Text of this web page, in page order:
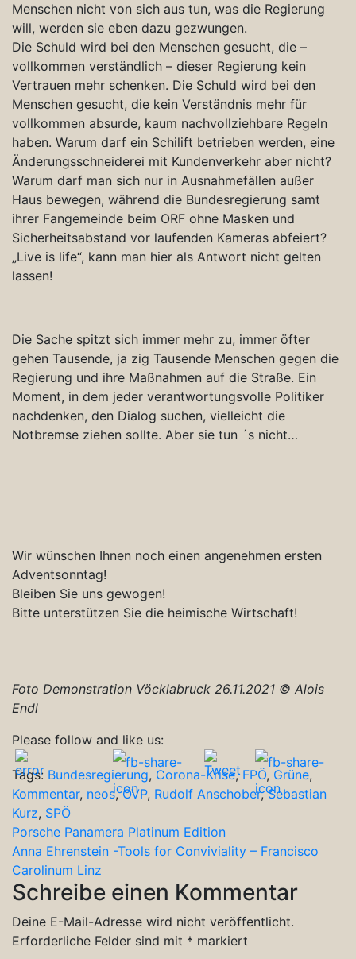
Menschen nicht von sich aus tun, was die Regierung
will, werden sie eben dazu gezwungen.
Die Schuld wird bei den Menschen gesucht, die –
vollkommen verständlich – dieser Regierung kein
Vertrauen mehr schenken. Die Schuld wird bei den
Menschen gesucht, die kein Verständnis mehr für
vollkommen absurde, kaum nachvollziehbare Regeln
haben. Warum darf ein Schilift betrieben werden, eine
Änderungsschneiderei mit Kundenverkehr aber nicht?
Warum darf man sich nur in Ausnahmefällen außer
Haus bewegen, während die Bundesregierung samt
ihrer Fangemeinde beim ORF ohne Masken und
Sicherheitsabstand vor laufenden Kameras abfeiert?
„Live is life“, kann man hier als Antwort nicht gelten
lassen!
Die Sache spitzt sich immer mehr zu, immer öfter
gehen Tausende, ja zig Tausende Menschen gegen die
Regierung und ihre Maßnahmen auf die Straße. Ein
Moment, in dem jeder verantwortungsvolle Politiker
nachdenken, den Dialog suchen, vielleicht die
Notbremse ziehen sollte. Aber sie tun ´s nicht…
Wir wünschen Ihnen noch einen angenehmen ersten
Adventsonntag!
Bleiben Sie uns gewogen!
Bitte unterstützen Sie die heimische Wirtschaft!
Foto Demonstration Vöcklabruck 26.11.2021 © Alois
Endl
Please follow and like us:
Tags: Bundesregierung, Corona-Krise, FPÖ, Grüne,
Kommentar, neos,ÖVP, Rudolf Anschober,Sebastian
Kurz, SPÖ
Beitragsnavigation
Porsche Panamera Platinum Edition
Anna Ehrenstein -Tools for Conviviality – Francisco
Carolinum Linz
Schreibe einen Kommentar
Deine E-Mail-Adresse wird nicht veröffentlicht.
Erforderliche Felder sind mit * markiert